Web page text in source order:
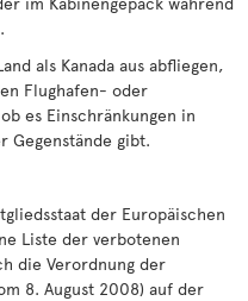
als Kanada aus abfliegen,
Flughafen- oder
es Einschränkungen in
Gegenstände gibt.
der Europäischen
Liste der verbotenen
die Verordnung der
8. August 2008) auf der